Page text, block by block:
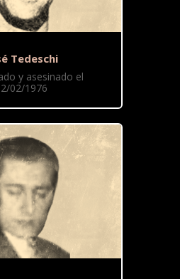
Tedeschi
y asesinado el
02/1976